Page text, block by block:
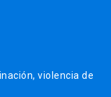
violencia de